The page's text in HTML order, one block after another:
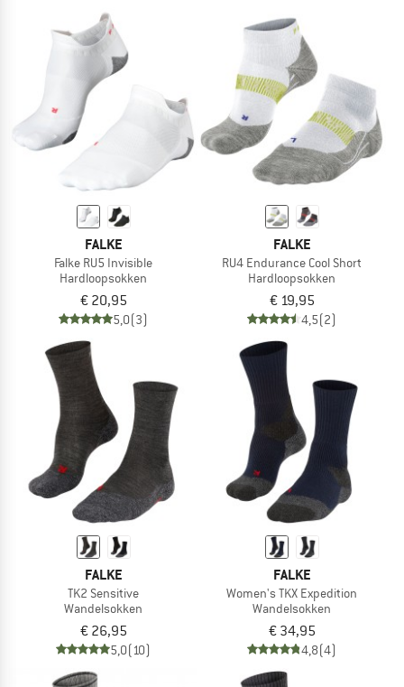
FALKE
Falke RU5 Invisible
Hardloopsokken
€ 20,95
5,0(3)
FALKE
RU4 Endurance Cool Short
Hardloopsokken
€ 19,95
4,5(2)
FALKE
TK2 Sensitive
Wandelsokken
€ 26,95
5,0(10)
FALKE
Women's TKX Expedition
Wandelsokken
€ 34,95
4,8(4)